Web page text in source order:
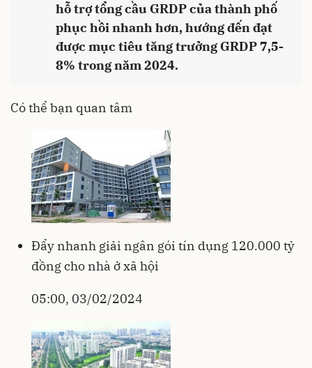
hỗ trợ tổng cầu GRDP của thành phố
phục hồi nhanh hơn, hướng đến đạt
được mục tiêu tăng trưởng GRDP 7,5-
8% trong năm 2024.
Có thể bạn quan tâm
Đẩy nhanh giải ngân gói tín dụng 120.000 tỷ
đồng cho nhà ở xã hội
05:00, 03/02/2024